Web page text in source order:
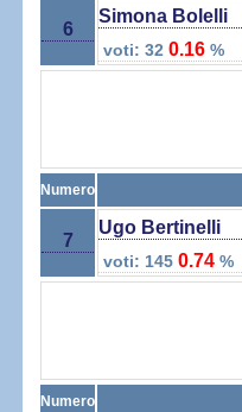
6
Simona Bolelli
voti: 32 0.16 %
Numero
7
Ugo Bertinelli
voti: 145 0.74 %
Numero